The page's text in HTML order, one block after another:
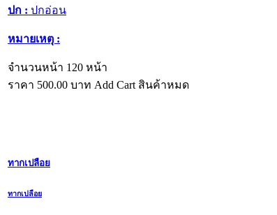
ปก : ปกอ่อน
หมายเหตุ :
จำนวนหน้า 120 หน้า
ราคา 500.00 บาท Add Cart สินค้าหมด
ทากเปลือย
ทากเปลือย